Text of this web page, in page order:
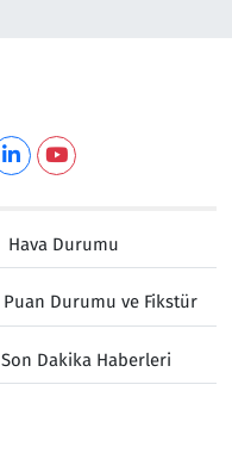
Hava Durumu
Puan Durumu ve Fikstür
Son Dakika Haberleri